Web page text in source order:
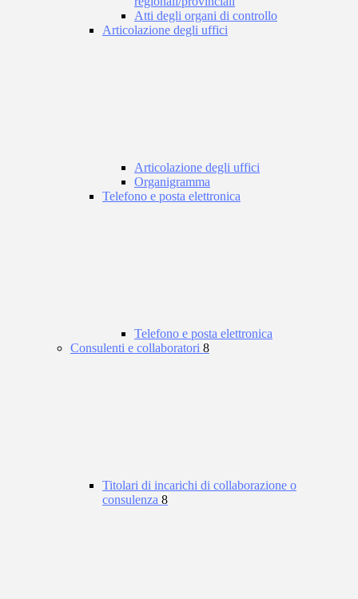
Atti degli organi di controllo
Articolazione degli uffici
Articolazione degli uffici
Organigramma
Telefono e posta elettronica
Telefono e posta elettronica
Consulenti e collaboratori 8
Titolari di incarichi di collaborazione o
consulenza 8